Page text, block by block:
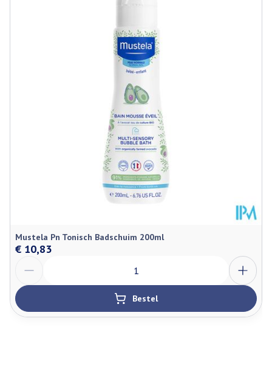
40 mm
Kamertemperatuur (15°C - 25°C)
Mustela Pn Tonisch Badschuim 200ml
€ 10,83
Bestel